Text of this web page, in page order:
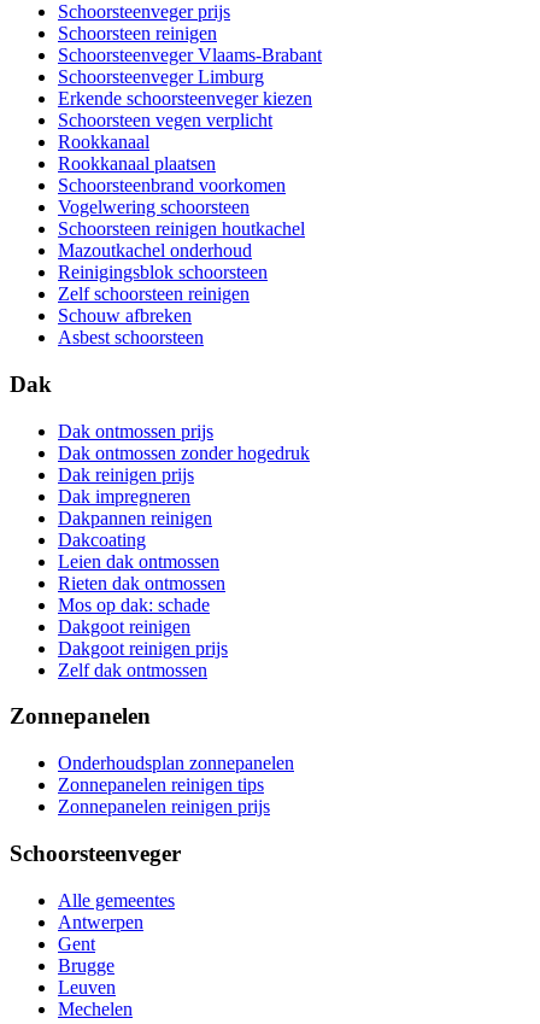
Schoorsteenveger prijs
Schoorsteen reinigen
Schoorsteenveger Vlaams-Brabant
Schoorsteenveger Limburg
Erkende schoorsteenveger kiezen
Schoorsteen vegen verplicht
Rookkanaal
Rookkanaal plaatsen
Schoorsteenbrand voorkomen
Vogelwering schoorsteen
Schoorsteen reinigen houtkachel
Mazoutkachel onderhoud
Reinigingsblok schoorsteen
Zelf schoorsteen reinigen
Schouw afbreken
Asbest schoorsteen
Dak
Dak ontmossen prijs
Dak ontmossen zonder hogedruk
Dak reinigen prijs
Dak impregneren
Dakpannen reinigen
Dakcoating
Leien dak ontmossen
Rieten dak ontmossen
Mos op dak: schade
Dakgoot reinigen
Dakgoot reinigen prijs
Zelf dak ontmossen
Zonnepanelen
Onderhoudsplan zonnepanelen
Zonnepanelen reinigen tips
Zonnepanelen reinigen prijs
Schoorsteenveger
Alle gemeentes
Antwerpen
Gent
Brugge
Leuven
Mechelen